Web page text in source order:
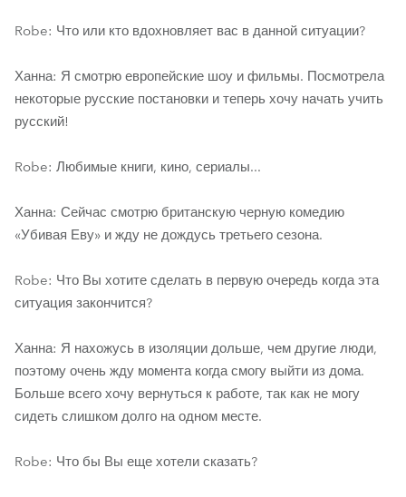
Robe: Что или кто вдохновляет вас в данной ситуации?
Ханна: Я смотрю европейские шоу и фильмы. Посмотрела
некоторые русские постановки и теперь хочу начать учить
русский!
Robe: Любимые книги, кино, сериалы...
Ханна: Сейчас смотрю британскую черную комедию
«Убивая Еву» и жду не дождусь третьего сезона.
Robe: Что Вы хотите сделать в первую очередь когда эта
ситуация закончится?
Ханна: Я нахожусь в изоляции дольше, чем другие люди,
поэтому очень жду момента когда смогу выйти из дома.
Больше всего хочу вернуться к работе, так как не могу
сидеть слишком долго на одном месте.
Robe: Что бы Вы еще хотели сказать?